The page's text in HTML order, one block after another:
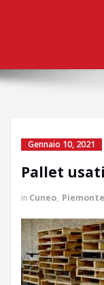
Gennaio 10, 2021
Pallet
in Cuneo, Piemonte